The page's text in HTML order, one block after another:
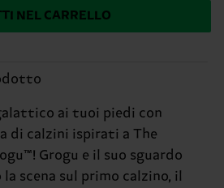
NEL CARRELLO
ai tuoi piedi con
di calzini ispirati a The
Grogu e il suo sguardo
scena sul primo calzino, il